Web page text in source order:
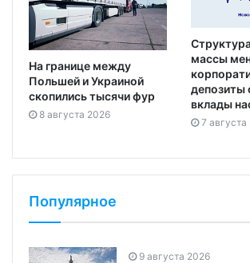
На границе между
Польшей и Украиной
скопились тысячи фур
8 августа 2026
массы
депозиты
вклады
7 августа
Популярное
9 августа 2026